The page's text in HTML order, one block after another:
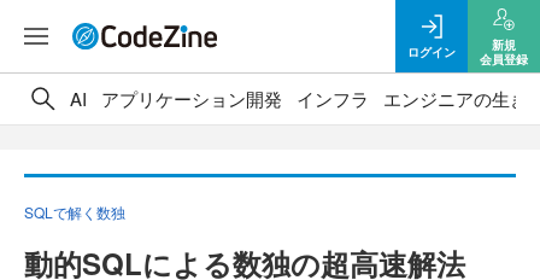
ログイン
新規
会員登録
AI アプリケーション開発 インフラ エンジニアの生き
SQLで解く数独
動的SQLによる数独の超高速解法